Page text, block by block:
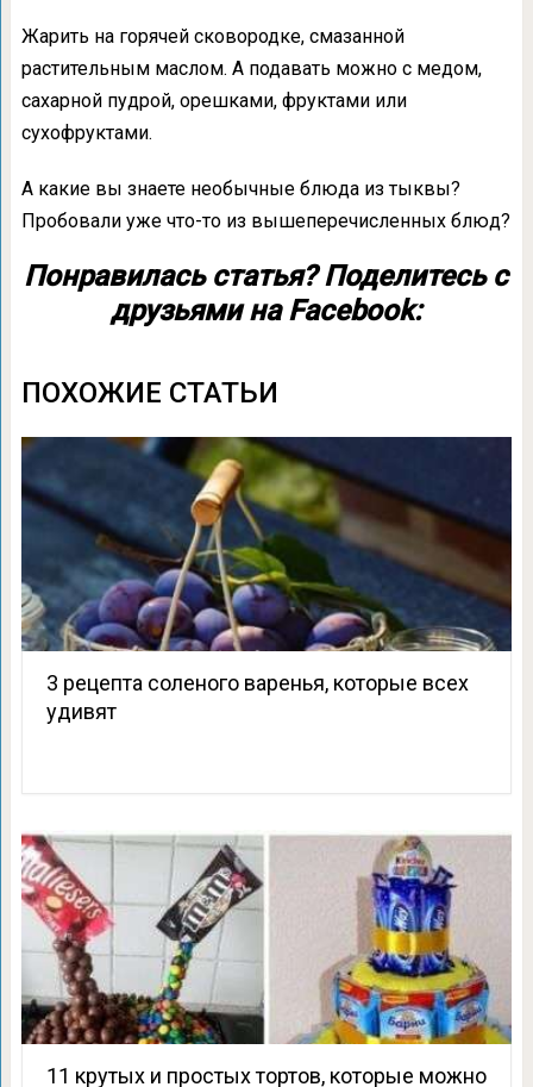
Жарить на горячей сковородке, смазанной
растительным маслом. А подавать можно с медом,
сахарной пудрой, орешками, фруктами или
сухофруктами.
А какие вы знаете необычные блюда из тыквы?
Пробовали уже что-то из вышеперечисленных блюд?
Понравилась статья? Поделитесь с
друзьями на Facebook:
ПОХОЖИЕ СТАТЬИ
3 рецепта соленого варенья, которые всех
удивят
11 крутых и простых тортов, которые можно